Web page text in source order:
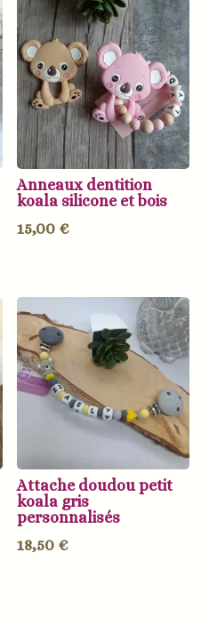
Anneaux dentition
koala silicone et bois
15,00 €
Attache doudou petit
koala gris
personnalisés
18,50 €